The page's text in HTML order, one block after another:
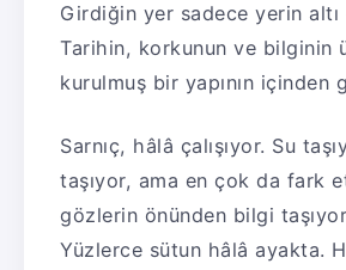
Girdiğin yer sadece yerin altı
Tarihin, korkunun ve bilginin
kurulmuş bir yapının içinden
Sarnıç, hâlâ çalışıyor. Su
taşıyor, ama en çok da fark
gözlerin önünden bilgi
Yüzlerce sütun hâlâ ayakta.